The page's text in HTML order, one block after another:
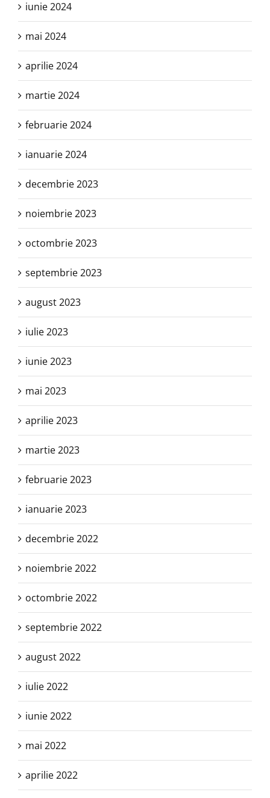
iunie 2024
mai 2024
aprilie 2024
martie 2024
februarie 2024
ianuarie 2024
decembrie 2023
noiembrie 2023
octombrie 2023
septembrie 2023
august 2023
iulie 2023
iunie 2023
mai 2023
aprilie 2023
martie 2023
februarie 2023
ianuarie 2023
decembrie 2022
noiembrie 2022
octombrie 2022
septembrie 2022
august 2022
iulie 2022
iunie 2022
mai 2022
aprilie 2022